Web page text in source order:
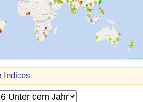
Indices
nach Land
Index (aktuell)